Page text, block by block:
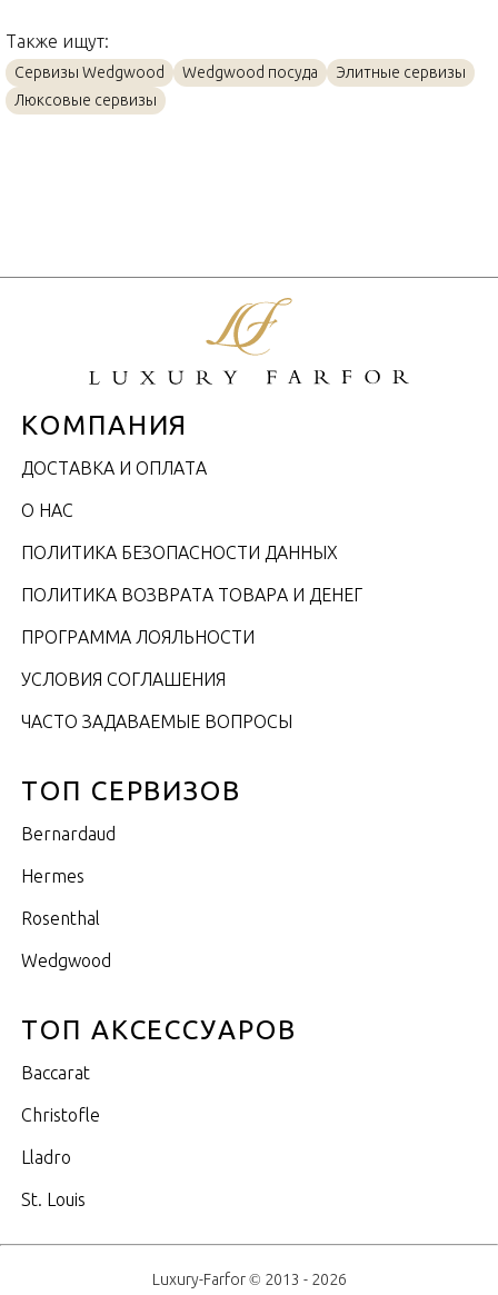
Страна производителя
Материал
Изысканный костяной
Также ищут:
Сервизы Wedgwood Wedgwood посуда
Элитные сервизы
Люксовые сервизы
КОМПАНИЯ
ДОСТАВКА И ОПЛАТА
О НАС
ПОЛИТИКА БЕЗОПАСНОСТИ ДАННЫХ
ПОЛИТИКА ВОЗВРАТА ТОВАРА И ДЕНЕГ
ПРОГРАММА ЛОЯЛЬНОСТИ
УСЛОВИЯ СОГЛАШЕНИЯ
ЧАСТО ЗАДАВАЕМЫЕ ВОПРОСЫ
ТОП СЕРВИЗОВ
Bernardaud
Hermes
Rosenthal
Wedgwood
ТОП АКСЕССУАРОВ
Baccarat
Christofle
Lladro
St. Louis
Luxury-Farfor © 2013 - 2026